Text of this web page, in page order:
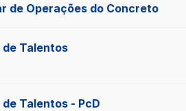
de Operações do Concreto
de Talentos
de Talentos - PcD